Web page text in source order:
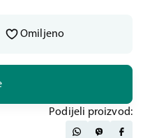
Omiljeno
Podijeli proizvod: